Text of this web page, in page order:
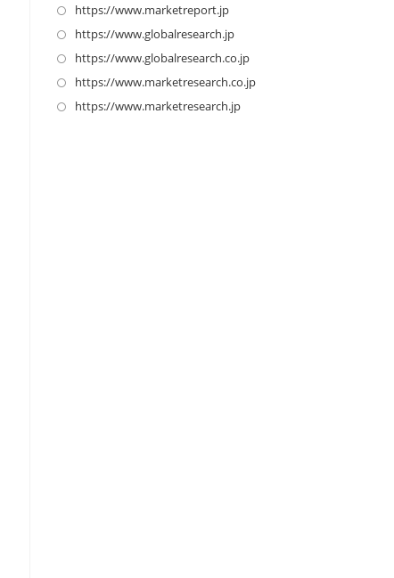
https://www.marketreport.jp新
し
い
タ
ブ
https://www.globalresearch.jp新
し
い
タ
https://www.globalresearch.co.jp新
し
https://www.marketresearch.co.jp新
https://www.marketresearch.jp新